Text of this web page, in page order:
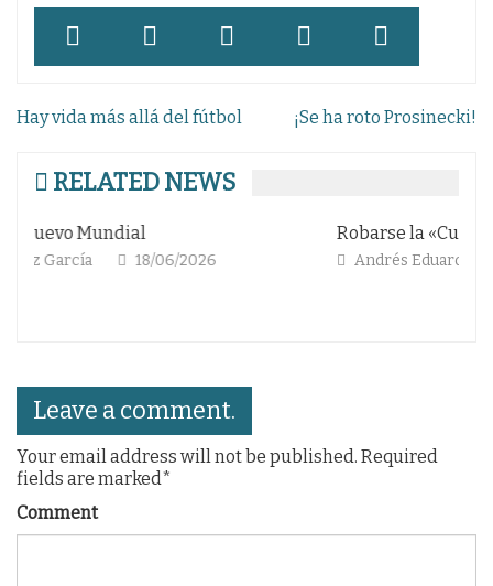
Navegación
entradas
Hay vida más allá del fútbol ¡Se ha roto Prosinecki!
RELATED NEWS
Robarse la «Cuauhtemiña»
Andrés Eduardo Arrieta Castaño 06/02/2026
Leave a comment.
Your email address will not be published. Required
fields are marked*
Comment